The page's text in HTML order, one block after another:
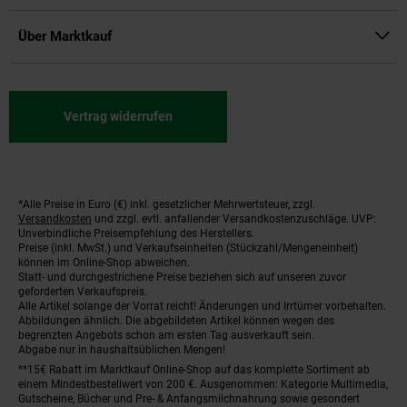
Über Marktkauf
Vertrag widerrufen
Fußnoten
*Alle Preise in Euro (€) inkl. gesetzlicher Mehrwertsteuer, zzgl.
Versandkosten und zzgl. evtl. anfallender Versandkostenzuschläge. UVP:
Unverbindliche Preisempfehlung des Herstellers.
Preise (inkl. MwSt.) und Verkaufseinheiten (Stückzahl/Mengeneinheit)
können im Online-Shop abweichen.
Statt- und durchgestrichene Preise beziehen sich auf unseren zuvor
geforderten Verkaufspreis.
Alle Artikel solange der Vorrat reicht! Änderungen und Irrtümer vorbehalten.
Abbildungen ähnlich. Die abgebildeten Artikel können wegen des
begrenzten Angebots schon am ersten Tag ausverkauft sein.
Abgabe nur in haushaltsüblichen Mengen!
**15€ Rabatt im Marktkauf Online-Shop auf das komplette Sortiment ab
einem Mindestbestellwert von 200 €. Ausgenommen: Kategorie Multimedia,
Gutscheine, Bücher und Pre- & Anfangsmilchnahrung sowie gesondert